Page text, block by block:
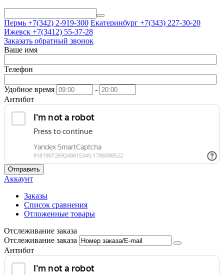
Пермь +7(342) 2-919-300 Екатеринбург +7(343) 227-30-20
Ижевск +7(3412) 55-37-28
Заказать обратный звонок
Ваше имя
Телефон
Удобное время
-
Антибот
Отправить
Аккаунт
Заказы
Список сравнения
Отложенные товары
Отслеживание заказа
Отслеживание заказа
Антибот